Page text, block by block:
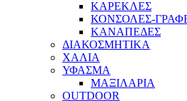
ΚΑΡΕΚΛΕΣ
ΚΟΝΣΟΛΕΣ-
ΚΑΝΑΠΕΔΕΣ
ΔΙΑΚΟΣΜΗΤΙΚΑ
ΧΑΛΙΑ
ΥΦΑΣΜΑ
ΜΑΞΙΛΑΡΙΑ
OUTDOOR